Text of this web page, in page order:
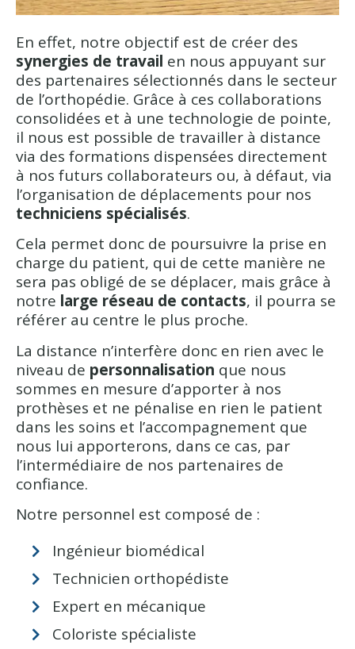
En effet, notre objectif est de créer des
synergies de travail en nous appuyant sur
des partenaires sélectionnés dans le secteur
de l’orthopédie. Grâce à ces collaborations
consolidées et à une technologie de pointe,
il nous est possible de travailler à distance
via des formations dispensées directement
à nos futurs collaborateurs ou, à défaut, via
l’organisation de déplacements pour nos
techniciens spécialisés.
Cela permet donc de poursuivre la prise en
charge du patient, qui de cette manière ne
sera pas obligé de se déplacer, mais grâce à
notre large réseau de contacts, il pourra se
référer au centre le plus proche.
La distance n’interfère donc en rien avec le
niveau de personnalisation que nous
sommes en mesure d’apporter à nos
prothèses et ne pénalise en rien le patient
dans les soins et l’accompagnement que
nous lui apporterons, dans ce cas, par
l’intermédiaire de nos partenaires de
confiance.
Notre personnel est composé de :
Ingénieur biomédical
Technicien orthopédiste
Expert en mécanique
Coloriste spécialiste